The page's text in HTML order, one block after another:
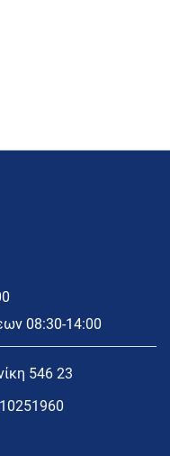
08:30-14:00
546 23